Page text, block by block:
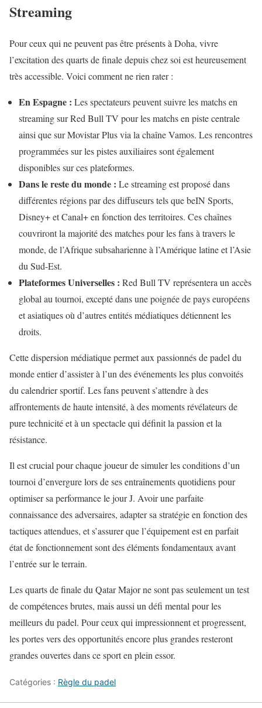
Streaming
Pour ceux qui ne peuvent pas être présents à Doha, vivre
l’excitation des quarts de finale depuis chez soi est heureusement
très accessible. Voici comment ne rien rater :
En Espagne : Les spectateurs peuvent suivre les matchs en
streaming sur Red Bull TV pour les matchs en piste centrale
ainsi que sur Movistar Plus via la chaîne Vamos. Les rencontres
programmées sur les pistes auxiliaires sont également
disponibles sur ces plateformes.
Dans le reste du monde : Le streaming est proposé dans
différentes régions par des diffuseurs tels que beIN Sports,
Disney+ et Canal+ en fonction des territoires. Ces chaînes
couvriront la majorité des matches pour les fans à travers le
monde, de l’Afrique subsaharienne à l’Amérique latine et l’Asie
du Sud-Est.
Plateformes Universelles : Red Bull TV représentera un accès
global au tournoi, excepté dans une poignée de pays européens
et asiatiques où d’autres entités médiatiques détiennent les
droits.
Cette dispersion médiatique permet aux passionnés de padel du
monde entier d’assister à l’un des événements les plus convoités
du calendrier sportif. Les fans peuvent s’attendre à des
affrontements de haute intensité, à des moments révélateurs de
pure technicité et à un spectacle qui définit la passion et la
résistance.
Il est crucial pour chaque joueur de simuler les conditions d’un
tournoi d’envergure lors de ses entraînements quotidiens pour
optimiser sa performance le jour J. Avoir une parfaite
connaissance des adversaires, adapter sa stratégie en fonction des
tactiques attendues, et s’assurer que l’équipement est en parfait
état de fonctionnement sont des éléments fondamentaux avant
l’entrée sur le terrain.
Les quarts de finale du Qatar Major ne sont pas seulement un test
de compétences brutes, mais aussi un défi mental pour les
meilleurs du padel. Pour ceux qui impressionnent et progressent,
les portes vers des opportunités encore plus grandes resteront
grandes ouvertes dans ce sport en plein essor.
Catégories : Règle du padel